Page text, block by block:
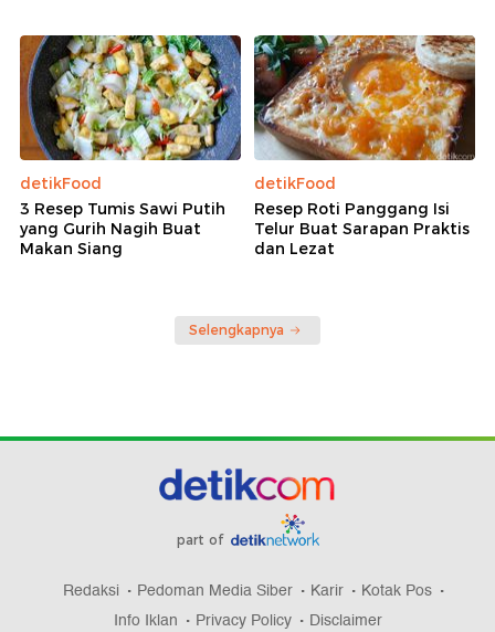
detikFood
3 Resep Tumis Sawi Putih
yang Gurih Nagih Buat
Makan Siang
detikFood
Resep Roti Panggang Isi
Telur Buat Sarapan Praktis
dan Lezat
Selengkapnya
part of
Redaksi Pedoman Media Siber Karir
Kotak Pos
Info Iklan
Privacy Policy Disclaimer